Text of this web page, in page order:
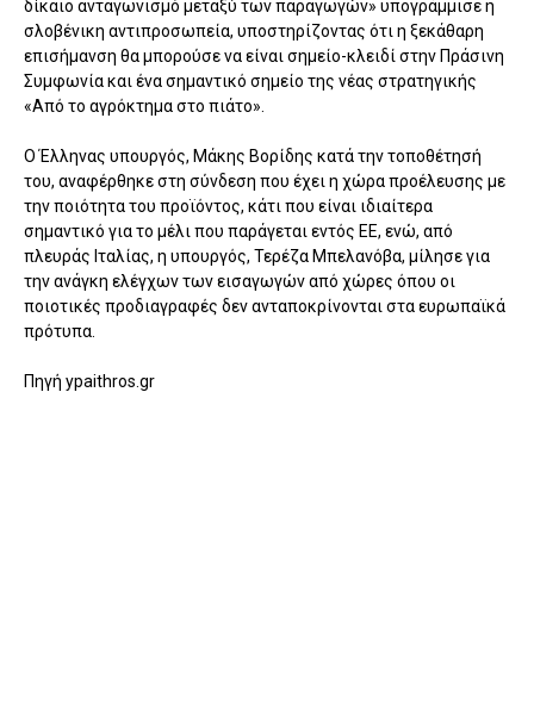
δίκαιο ανταγωνισμό μεταξύ των παραγωγών» υπογράμμισε η
σλοβένικη αντιπροσωπεία, υποστηρίζοντας ότι η ξεκάθαρη
επισήμανση θα μπορούσε να είναι σημείο-κλειδί στην Πράσινη
Συμφωνία και ένα σημαντικό σημείο της νέας στρατηγικής
«Από το αγρόκτημα στο πιάτο».
Ο Έλληνας υπουργός, Μάκης Βορίδης κατά την τοποθέτησή
του, αναφέρθηκε στη σύνδεση που έχει η χώρα προέλευσης με
την ποιότητα του προϊόντος, κάτι που είναι ιδιαίτερα
σημαντικό για το μέλι που παράγεται εντός ΕΕ, ενώ, από
πλευράς Ιταλίας, η υπουργός, Τερέζα Μπελανόβα, μίλησε για
την ανάγκη ελέγχων των εισαγωγών από χώρες όπου οι
ποιοτικές προδιαγραφές δεν ανταποκρίνονται στα ευρωπαϊκά
πρότυπα.
Πηγή ypaithros.gr